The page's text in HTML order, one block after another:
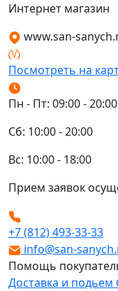
Интернет магазин
www.san-
Посмотреть на
Пн - Пт: 09:00 - 20:00
Сб: 10:00 - 20:00
Вс: 10:00 - 18:00
Прием заявок
+7 (812) 493-33-33
info@san-
Помощь
Доставка и подьем